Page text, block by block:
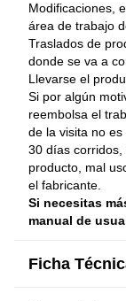
Modificaciones,
área de trabajo
Traslados de
donde se va a
Llevarse el
Si por algún
reembolsa el
de la visita no
30 días
producto, mal
el fabricante.
Si necesitas
manual de
Ficha